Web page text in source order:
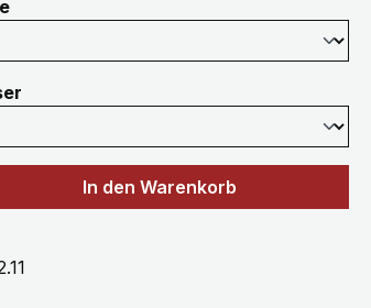
auswählen
den gewünschten Wert
In den Warenkorb